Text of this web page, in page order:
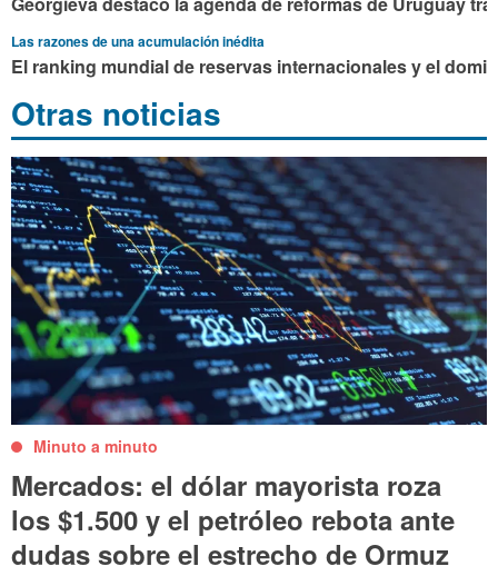
Las razones de una acumulación inédita
El ranking mundial de reservas internacionales y el
Otras noticias
Minuto a minuto
Mercados: el dólar mayorista roza
los $1.500 y el petróleo rebota ante
dudas sobre el estrecho de Ormuz